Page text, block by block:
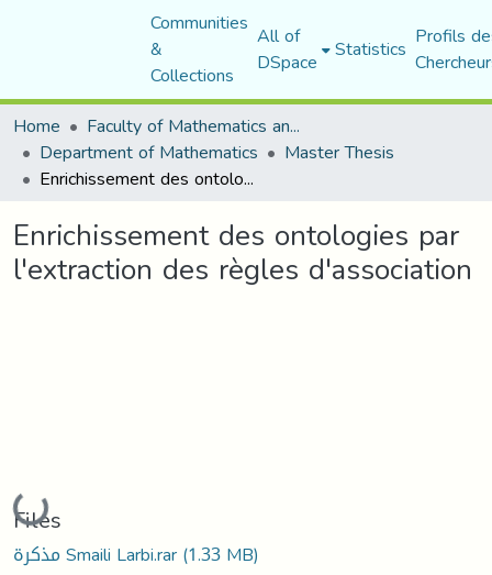
Communities
&
Collections
All of
DSpace Statistics Profils
Home
Faculty of Mathematics and Computer Science
Department of Mathematics Master Thesis
Enrichissement des ontologies par l'extraction des règles d'association
Enrichissement des ontologies par
l'extraction des règles d'association
Loading...
Files
مذكرة Smaili Larbi.rar(1.33 MB)